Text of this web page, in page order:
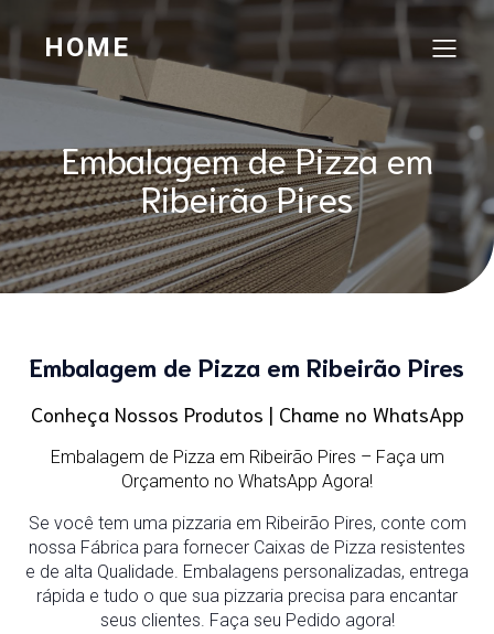
HOME
Embalagem de Pizza em
Ribeirão Pires
Embalagem de Pizza em Ribeirão Pires
Conheça Nossos Produtos | Chame no WhatsApp
Embalagem de Pizza em Ribeirão Pires – Faça um
Orçamento no WhatsApp Agora!
Se você tem uma pizzaria em Ribeirão Pires, conte com
nossa Fábrica para fornecer Caixas de Pizza resistentes
e de alta Qualidade. Embalagens personalizadas, entrega
rápida e tudo o que sua pizzaria precisa para encantar
seus clientes. Faça seu Pedido agora!